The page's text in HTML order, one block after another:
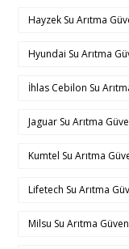
Hayzek Su Arıtma
Hyundai Su Arıtma
İhlas Cebilon Su
Jaguar Su Arıtma
Kumtel Su Arıtma
Lifetech Su Arıtma
Milsu Su Arıtma